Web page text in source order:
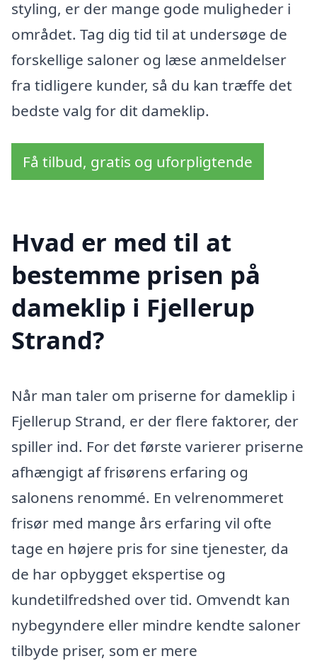
styling, er der mange gode muligheder i
området. Tag dig tid til at undersøge de
forskellige saloner og læse anmeldelser
fra tidligere kunder, så du kan træffe det
bedste valg for dit dameklip.
Få tilbud, gratis og uforpligtende
Hvad er med til at
bestemme prisen på
dameklip i Fjellerup
Strand?
Når man taler om priserne for dameklip i
Fjellerup Strand, er der flere faktorer, der
spiller ind. For det første varierer priserne
afhængigt af frisørens erfaring og
salonens renommé. En velrenommeret
frisør med mange års erfaring vil ofte
tage en højere pris for sine tjenester, da
de har opbygget ekspertise og
kundetilfredshed over tid. Omvendt kan
nybegyndere eller mindre kendte saloner
tilbyde priser, som er mere